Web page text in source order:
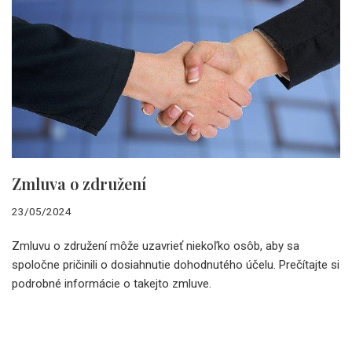
Zmluva o združení
23/05/2024
Zmluvu o združení môže uzavrieť niekoľko osôb, aby sa
spoločne pričinili o dosiahnutie dohodnutého účelu. Prečítajte si
podrobné informácie o takejto zmluve.